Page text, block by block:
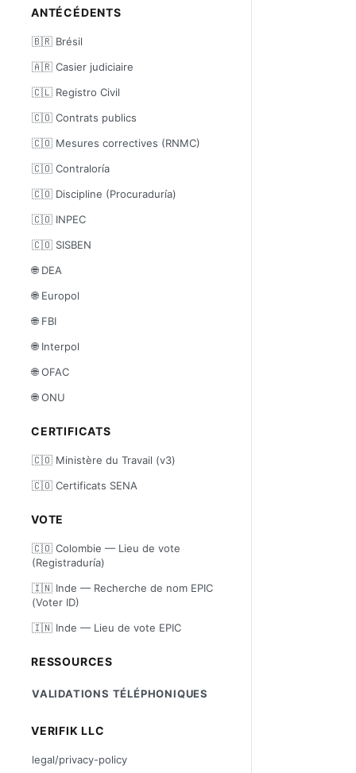
ANTÉCÉDENTS
🇧🇷 Brésil
🇦🇷 Casier judiciaire
🇨🇱 Registro Civil
🇨🇴 Contrats publics
🇨🇴 Mesures correctives (RNMC)
🇨🇴 Contraloría
🇨🇴 Discipline (Procuraduría)
🇨🇴 INPEC
🇨🇴 SISBEN
🌐 DEA
🌐 Europol
🌐 FBI
🌐 Interpol
🌐 OFAC
🌐 ONU
CERTIFICATS
🇨🇴 Ministère du Travail (v3)
🇨🇴 Certificats SENA
VOTE
🇨🇴 Colombie — Lieu de vote
(Registraduría)
🇮🇳 Inde — Recherche de nom EPIC
(Voter ID)
🇮🇳 Inde — Lieu de vote EPIC
RESSOURCES
VALIDATIONS TÉLÉPHONIQUES
VERIFIK LLC
legal/privacy-policy